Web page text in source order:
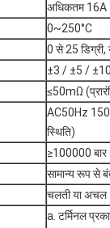
अधिकतम 16A
0~250°C
0 से 25
±3 / ±5 / ±10
≤50mΩ
AC50Hz
स्थिति)
≥100000 बार
सामान्य रूप से
चलती या अचल
a. टर्मिनल